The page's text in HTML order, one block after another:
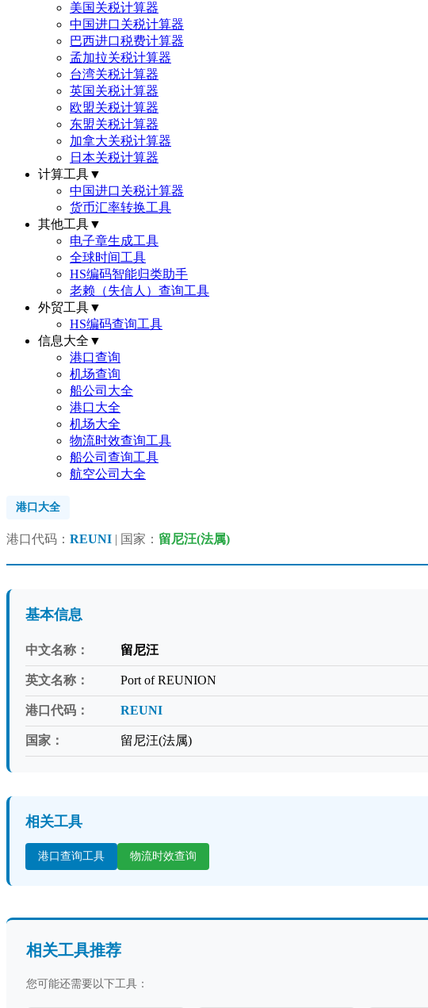
美国关税计算器
中国进口关税计算器
巴西进口税费计算器
孟加拉关税计算器
台湾关税计算器
英国关税计算器
欧盟关税计算器
东盟关税计算器
加拿大关税计算器
日本关税计算器
计算工具▼
中国进口关税计算器
货币汇率转换工具
其他工具▼
电子章生成工具
全球时间工具
HS编码智能归类助手
老赖（失信人）查询工具
外贸工具▼
HS编码查询工具
信息大全 ▼
港口查询
机场查询
船公司大全
港口大全
机场大全
物流时效查询工具
船公司查询工具
航空公司大全
港口大全
港口代码： REUNI | 国家： 留尼汪(法属)
基本信息
中文名称： 留尼汪
英文名称： Port of REUNION
港口代码： REUNI
国家： 留尼汪(法属)
相关工具
港口查询工具 物流时效查询
相关工具推荐
您可能还需要以下工具：